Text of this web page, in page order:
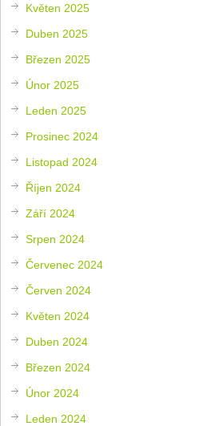
Květen 2025
Duben 2025
Březen 2025
Únor 2025
Leden 2025
Prosinec 2024
Listopad 2024
Říjen 2024
Září 2024
Srpen 2024
Červenec 2024
Červen 2024
Květen 2024
Duben 2024
Březen 2024
Únor 2024
Leden 2024